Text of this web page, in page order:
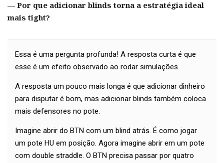
— Por que adicionar blinds torna a estratégia ideal
mais tight?
Essa é uma pergunta profunda! A resposta curta é que
esse é um efeito observado ao rodar simulações.
A resposta um pouco mais longa é que adicionar dinheiro
para disputar é bom, mas adicionar blinds também coloca
mais defensores no pote.
Imagine abrir do BTN com um blind atrás. É como jogar
um pote HU em posição. Agora imagine abrir em um pote
com double straddle. O BTN precisa passar por quatro